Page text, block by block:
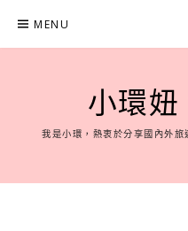
content
MENU
小環妞
我是小環，熱衷於分享國內外